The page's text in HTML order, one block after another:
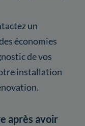
un
économies
de vos
installation
après avoir